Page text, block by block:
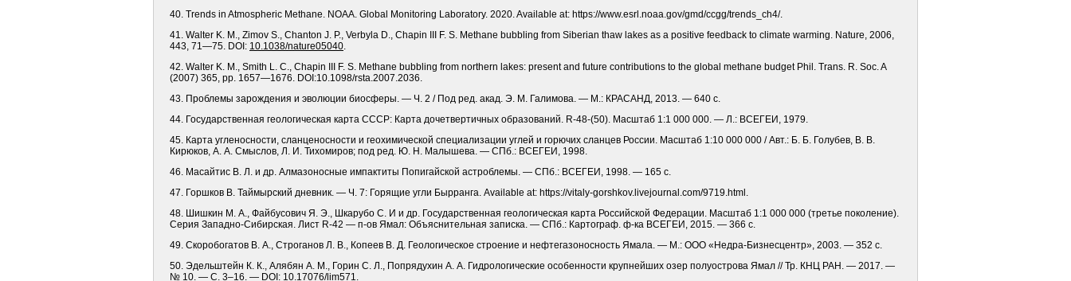
40. Trends in Atmospheric Methane. NOAA. Global Monitoring Laboratory. 2020. Available at: https://www.esrl.noaa.gov/gmd/ccgg/trends_ch4/.
41. Walter K. M., Zimov S., Chanton J. P., Verbyla D., Chapin III F. S. Methane bubbling from Siberian thaw lakes as a positive feedback to climate warming. Nature, 2006,
443, 71—75. DOI: 10.1038/nature05040.
42. Walter K. M., Smith L. C., Chapin III F. S. Methane bubbling from northern lakes: present and future contributions to the global methane budget Phil. Trans. R. Soc. A
(2007) 365, pp. 1657—1676. DOI:10.1098/rsta.2007.2036.
43. Проблемы зарождения и эволюции биосферы. — Ч. 2 / Под ред. акад. Э. М. Галимова. — М.: КРАСАНД, 2013. — 640 с.
44. Государственная геологическая карта СССР: Карта дочетвертичных образований. R-48-(50). Масштаб 1:1 000 000. — Л.: ВСЕГЕИ, 1979.
45. Карта угленосности, сланценосности и геохимической специализации углей и горючих сланцев России. Масштаб 1:10 000 000 / Авт.: Б. Б. Голубев, В. В.
Кирюков, А. А. Смыслов, Л. И. Тихомиров; под ред. Ю. Н. Малышева. — СПб.: ВСЕГЕИ, 1998.
46. Масайтис В. Л. и др. Алмазоносные импактиты Попигайской астроблемы. — СПб.: ВСЕГЕИ, 1998. — 165 с.
47. Горшков В. Таймырский дневник. — Ч. 7: Горящие угли Бырранга. Available at: https://vitaly-gorshkov.livejournal.com/9719.html.
48. Шишкин М. А., Файбусович Я. Э., Шкарубо С. И и др. Государственная геологическая карта Российской Федерации. Масштаб 1:1 000 000 (третье поколение).
Серия Западно-Сибирская. Лист R-42 — п-ов Ямал: Объяснительная записка. — СПб.: Картограф. ф-ка ВСЕГЕИ, 2015. — 366 с.
49. Скоробогатов В. А., Строганов Л. В., Копеев В. Д. Геологическое строение и нефтегазоносность Ямала. — М.: ООО «Недра-Бизнесцентр», 2003. — 352 с.
50. Эдельштейн К. К., Алябян А. М., Горин С. Л., Попрядухин А. А. Гидрологические особенности крупнейших озер полуострова Ямал // Тр. КНЦ РАН. — 2017. —
№ 10. — С. 3–16. — DOI: 10.17076/lim571.